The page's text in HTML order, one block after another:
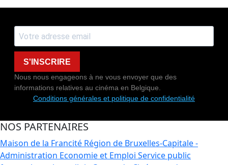
S'INSCRIRE
Nous nous engageons à ne vous envoyer que des
informations relatives au cinéma en Belgique.
Conditions générales et politique de confidentialité
NOS PARTENAIRES
Maison de la Francité Région de Bruxelles-Capitale -
Administration Economie et Emploi Service public